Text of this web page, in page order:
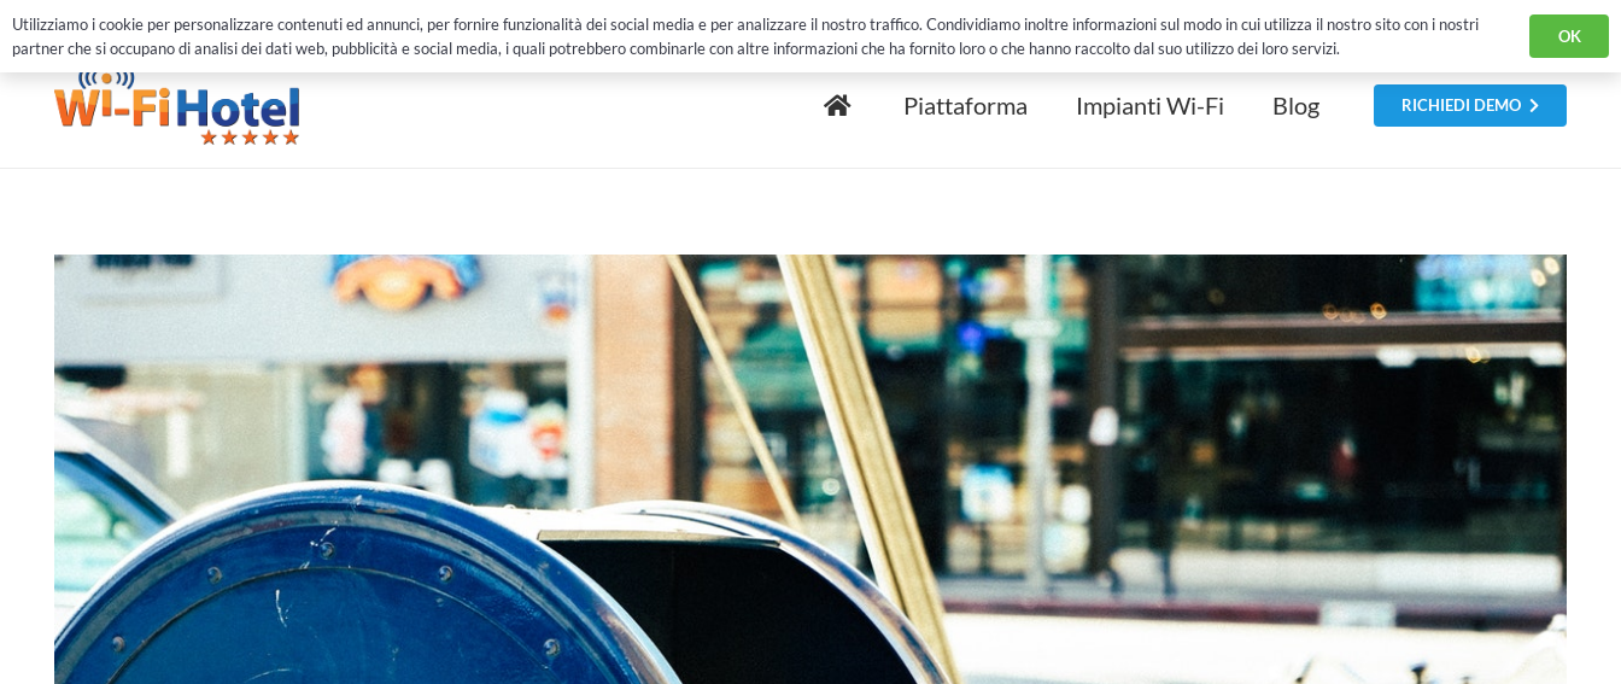
051 6147570 info@wifihotel.it Chat Clienti e Case History Eventi Sei un Rivenditore? Contatti English Version
Piattaforma Impianti Wi-Fi Blog RICHIEDI DEMO
Utilizziamo i cookie per personalizzare contenuti ed annunci, per fornire funzionalità dei social media e per analizzare il nostro traffico. Condividiamo inoltre informazioni sul modo in cui utilizza il nostro sito con i nostri
partner che si occupano di analisi dei dati web, pubblicità e social media, i quali potrebbero combinarle con altre informazioni che ha fornito loro o che hanno raccolto dal suo utilizzo dei loro servizi.
OK